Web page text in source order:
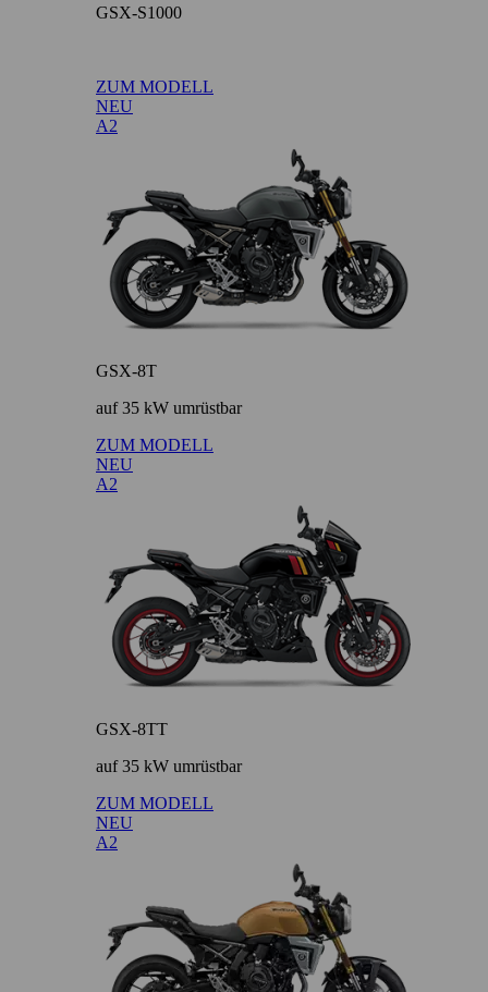
GSX-S1000
ZUM MODELL
NEU
A2
GSX-8T
auf 35 kW umrüstbar
ZUM MODELL
NEU
A2
GSX-8TT
auf 35 kW umrüstbar
ZUM MODELL
NEU
A2